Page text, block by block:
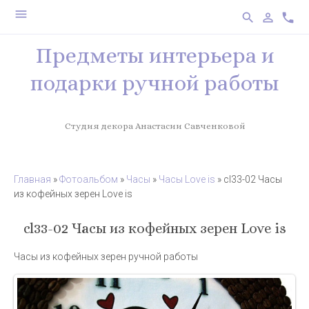
menu search person_outline phone
Предметы интерьера и
подарки ручной работы
Студия декора Анастасии Савченковой
Главная »Фотоальбом » Часы » Часы Love is » cl33-02 Часы
из кофейных зерен Love is
cl33-02 Часы из кофейных зерен Love is
Часы из кофейных зерен ручной работы